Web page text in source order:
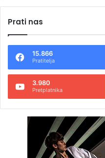
Prati nas
15.866
Pratitelja
3.980
Pretplatnika